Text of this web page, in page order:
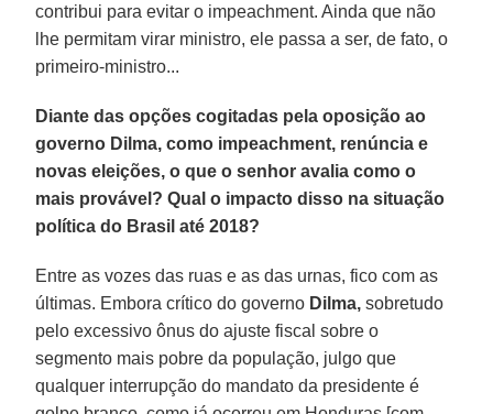
contribui para evitar o impeachment. Ainda que não
lhe permitam virar ministro, ele passa a ser, de fato, o
primeiro-ministro...
Diante das opções cogitadas pela oposição ao
governo Dilma, como impeachment, renúncia e
novas eleições, o que o senhor avalia como o
mais provável? Qual o impacto disso na situação
política do Brasil até 2018?
Entre as vozes das ruas e as das urnas, fico com as
últimas. Embora crítico do governo Dilma, sobretudo
pelo excessivo ônus do ajuste fiscal sobre o
segmento mais pobre da população, julgo que
qualquer interrupção do mandato da presidente é